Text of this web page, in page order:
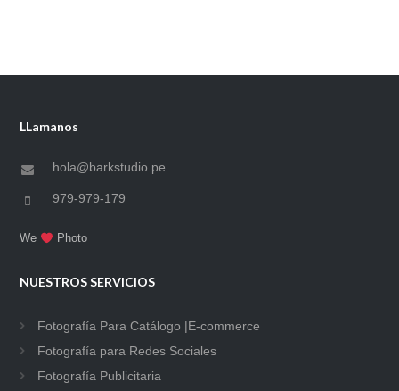
LLamanos
hola@barkstudio.pe
979-979-179
We Photo
NUESTROS SERVICIOS
Fotografía Para Catálogo |E-commerce
Fotografía para Redes Sociales
Fotografía Publicitaria